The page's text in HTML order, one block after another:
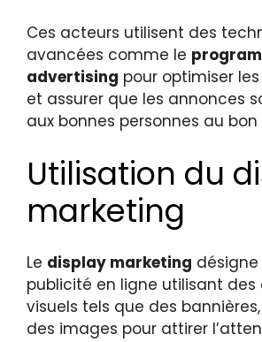
Ces acteurs utilisent des
avancées comme le
advertising pour optimiser
et assurer que les annonces
aux bonnes personnes au
Utilisation du
marketing
Le display marketing
publicité en ligne utilisant des
visuels tels que des
des images pour attirer